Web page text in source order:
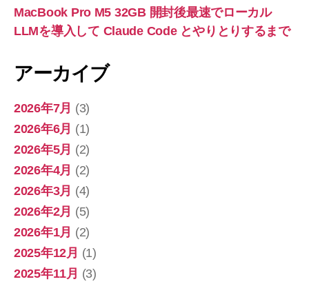
MacBook Pro M5 32GB 開封後最速でローカル
LLMを導入して Claude Code とやりとりするまで
アーカイブ
2026年7月 (3)
2026年6月 (1)
2026年5月 (2)
2026年4月 (2)
2026年3月 (4)
2026年2月 (5)
2026年1月 (2)
2025年12月 (1)
2025年11月 (3)